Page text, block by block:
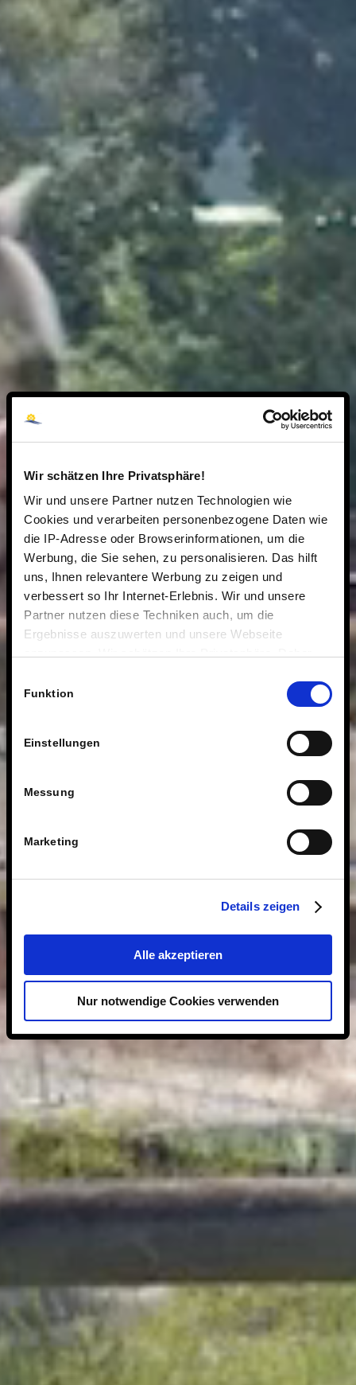
Wir schätzen Ihre Privatsphäre!
Wir und unsere Partner nutzen Technologien wie
Cookies und verarbeiten personenbezogene Daten wie
die IP-Adresse oder Browserinformationen, um die
Werbung, die Sie sehen, zu personalisieren. Das hilft
uns, Ihnen relevantere Werbung zu zeigen und
verbessert so Ihr Internet-Erlebnis. Wir und unsere
Partner nutzen diese Techniken auch, um die
Ergebnisse auszuwerten und unsere Webseite
Technologien.
Funktion
Einstellungen
Messung
Marketing
Details zeigen
Alle akzeptieren
Nur notwendige Cookies verwenden